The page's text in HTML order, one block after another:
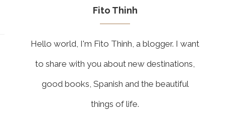
Fito Thinh
Hello world, I'm Fito Thinh, a blogger. I want
to share with you about new destinations,
good books, Spanish and the beautiful
things of life.